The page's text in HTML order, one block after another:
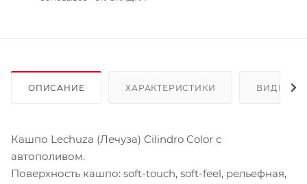
ОПИСАНИЕ ХАРАКТЕРИСТИКИ ВИДЕО
Кашпо Lechuza (Лечуза) Cilindro Color с
автополивом.
Поверхность кашпо: soft-touch, soft-feel, рельефная,